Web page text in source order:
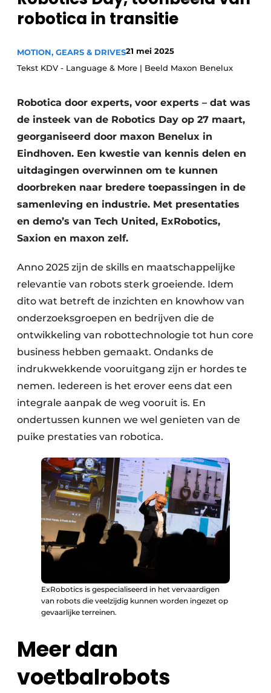
Privacy / Cookie statement
Vacatures
robotica in transitie
MOTION, GEARS & DRIVES21 mei 2025
Tekst KDV - Language & More | Beeld Maxon Benelux
Robotica door experts, voor experts – dat was
de insteek van de Robotics Day op 27 maart,
georganiseerd door maxon Benelux in
Eindhoven. Een kwestie van kennis delen en
uitdagingen overwinnen om te kunnen
doorbreken naar bredere toepassingen in de
samenleving en industrie. Met presentaties
en demo’s van Tech United, ExRobotics,
Saxion en maxon zelf.
Anno 2025 zijn de skills en maatschappelijke
relevantie van robots sterk groeiende. Idem
dito wat betreft de inzichten en knowhow van
onderzoeksgroepen en bedrijven die de
ontwikkeling van robottechnologie tot hun core
business hebben gemaakt. Ondanks de
indrukwekkende vooruitgang zijn er hordes te
nemen. Iedereen is het erover eens dat een
integrale aanpak de weg vooruit is. En
ondertussen kunnen we wel genieten van de
puike prestaties van robotica.
ExRobotics is gespecialiseerd in het vervaardigen
van robots die veelzijdig kunnen worden ingezet op
gevaarlijke terreinen.
Meer dan
voetbalrobots